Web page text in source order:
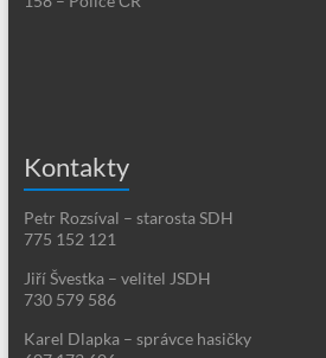
Kontakty
Petr Rozsíval – starosta SDH
775 152 121
Jiří Švestka – velitel JSDH
730 579 586
Karel Dlapka – správce hasičky